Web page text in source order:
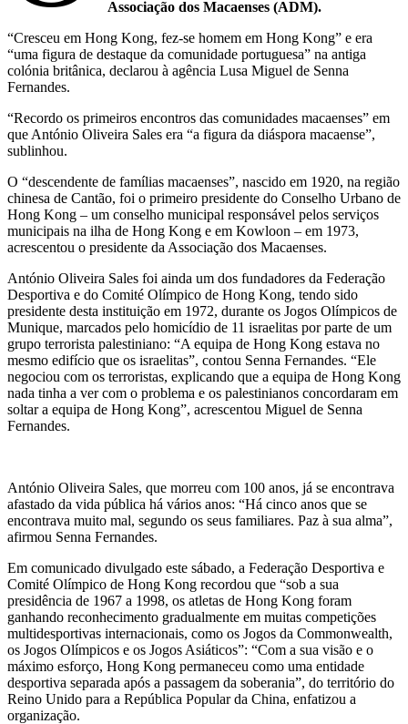
Associação dos Macaenses (ADM).
“Cresceu em Hong Kong, fez-se homem em Hong Kong” e era
“uma figura de destaque da comunidade portuguesa” na antiga
colónia britânica, declarou à agência Lusa Miguel de Senna
Fernandes.
“Recordo os primeiros encontros das comunidades macaenses” em
que António Oliveira Sales era “a figura da diáspora macaense”,
sublinhou.
O “descendente de famílias macaenses”, nascido em 1920, na região
chinesa de Cantão, foi o primeiro presidente do Conselho Urbano de
Hong Kong – um conselho municipal responsável pelos serviços
municipais na ilha de Hong Kong e em Kowloon – em 1973,
acrescentou o presidente da Associação dos Macaenses.
António Oliveira Sales foi ainda um dos fundadores da Federação
Desportiva e do Comité Olímpico de Hong Kong, tendo sido
presidente desta instituição em 1972, durante os Jogos Olímpicos de
Munique, marcados pelo homicídio de 11 israelitas por parte de um
grupo terrorista palestiniano: “A equipa de Hong Kong estava no
mesmo edifício que os israelitas”, contou Senna Fernandes. “Ele
negociou com os terroristas, explicando que a equipa de Hong Kong
nada tinha a ver com o problema e os palestinianos concordaram em
soltar a equipa de Hong Kong”, acrescentou Miguel de Senna
Fernandes.
António Oliveira Sales, que morreu com 100 anos, já se encontrava
afastado da vida pública há vários anos: “Há cinco anos que se
encontrava muito mal, segundo os seus familiares. Paz à sua alma”,
afirmou Senna Fernandes.
Em comunicado divulgado este sábado, a Federação Desportiva e
Comité Olímpico de Hong Kong recordou que “sob a sua
presidência de 1967 a 1998, os atletas de Hong Kong foram
ganhando reconhecimento gradualmente em muitas competições
multidesportivas internacionais, como os Jogos da Commonwealth,
os Jogos Olímpicos e os Jogos Asiáticos”: “Com a sua visão e o
máximo esforço, Hong Kong permaneceu como uma entidade
desportiva separada após a passagem da soberania”, do território do
Reino Unido para a República Popular da China, enfatizou a
organização.